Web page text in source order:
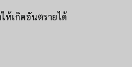
ห้เกิดอันตรายได้